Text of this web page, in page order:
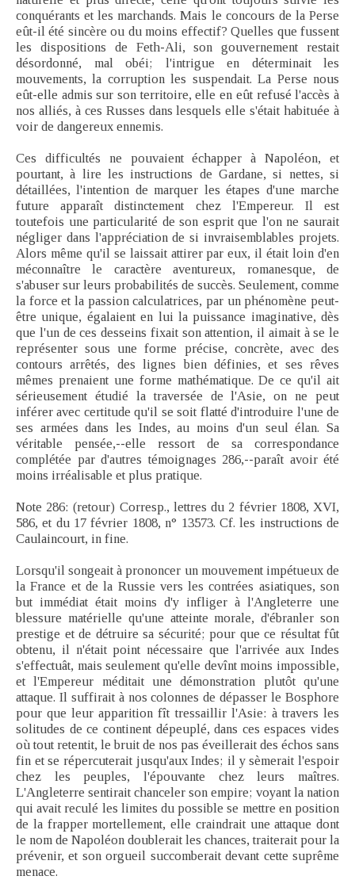
conquérants et les marchands. Mais le concours de la Perse
eût-il été sincère ou du moins effectif? Quelles que fussent
les dispositions de Feth-Ali, son gouvernement restait
désordonné, mal obéi; l'intrigue en déterminait les
mouvements, la corruption les suspendait. La Perse nous
eût-elle admis sur son territoire, elle en eût refusé l'accès à
nos alliés, à ces Russes dans lesquels elle s'était habituée à
voir de dangereux ennemis.
Ces difficultés ne pouvaient échapper à Napoléon, et
pourtant, à lire les instructions de Gardane, si nettes, si
détaillées, l'intention de marquer les étapes d'une marche
future apparaît distinctement chez l'Empereur. Il est
toutefois une particularité de son esprit que l'on ne saurait
négliger dans l'appréciation de si invraisemblables projets.
Alors même qu'il se laissait attirer par eux, il était loin d'en
méconnaître le caractère aventureux, romanesque, de
s'abuser sur leurs probabilités de succès. Seulement, comme
la force et la passion calculatrices, par un phénomène peut-
être unique, égalaient en lui la puissance imaginative, dès
que l'un de ces desseins fixait son attention, il aimait à se le
représenter sous une forme précise, concrète, avec des
contours arrêtés, des lignes bien définies, et ses rêves
mêmes prenaient une forme mathématique. De ce qu'il ait
sérieusement étudié la traversée de l'Asie, on ne peut
inférer avec certitude qu'il se soit flatté d'introduire l'une de
ses armées dans les Indes, au moins d'un seul élan. Sa
véritable pensée,--elle ressort de sa correspondance
complétée par d'autres témoignages 286,--paraît avoir été
moins irréalisable et plus pratique.
Note 286: (retour) Corresp., lettres du 2 février 1808, XVI,
586, et du 17 février 1808, n° 13573. Cf. les instructions de
Caulaincourt, in fine.
Lorsqu'il songeait à prononcer un mouvement impétueux de
la France et de la Russie vers les contrées asiatiques, son
but immédiat était moins d'y infliger à l'Angleterre une
blessure matérielle qu'une atteinte morale, d'ébranler son
prestige et de détruire sa sécurité; pour que ce résultat fût
obtenu, il n'était point nécessaire que l'arrivée aux Indes
s'effectuât, mais seulement qu'elle devînt moins impossible,
et l'Empereur méditait une démonstration plutôt qu'une
attaque. Il suffirait à nos colonnes de dépasser le Bosphore
pour que leur apparition fît tressaillir l'Asie: à travers les
solitudes de ce continent dépeuplé, dans ces espaces vides
où tout retentit, le bruit de nos pas éveillerait des échos sans
fin et se répercuterait jusqu'aux Indes; il y sèmerait l'espoir
chez les peuples, l'épouvante chez leurs maîtres.
L'Angleterre sentirait chanceler son empire; voyant la nation
qui avait reculé les limites du possible se mettre en position
de la frapper mortellement, elle craindrait une attaque dont
le nom de Napoléon doublerait les chances, traiterait pour la
prévenir, et son orgueil succomberait devant cette suprême
menace.